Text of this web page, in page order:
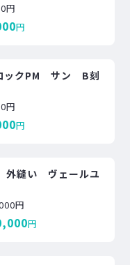
円
円
ックPM サン B刻
円
円
縫い ヴェールユ
円
円